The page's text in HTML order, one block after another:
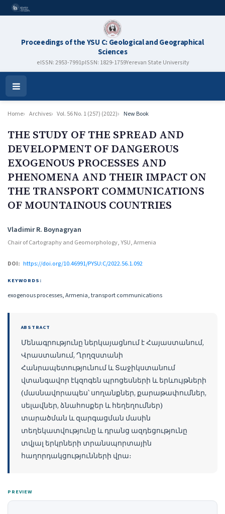
Proceedings of the YSU C: Geological and Geographical
Sciences
eISSN: 2953-7991pISSN: 1829-1759Yerevan State University
Open
Menu
Home Archives Vol. 56 No. 1 (257) (2022) New Book
THE STUDY OF THE SPREAD AND
DEVELOPMENT OF DANGEROUS
EXOGENOUS PROCESSES AND
PHENOMENA AND THEIR IMPACT ON
THE TRANSPORT COMMUNICATIONS
OF MOUNTAINOUS COUNTRIES
Authors
Vladimir R. Boynagryan
Chair of Cartography and Geomorphology, YSU, Armenia
DOI: https://doi.org/10.46991/PYSU:C/2022.56.1.092
KEYWORDS:
exogenous processes, Armenia, transport communications
ABSTRACT
Մենագրությունը ներկայացնում է Հայաստանում,
Վրաստանում, Ղրղզստանի
Հանրապետությունում և Տաջիկստանում
վտանգավոր էկզոգեն պրոցեսների և երևույթների
(մասնավորապես՝ սողանքներ, քարաթափումներ,
սելավներ, ձնահոսքեր և հեղեղումներ)
տարածման և զարգացման մասին
տեղեկատվությունը և դրանց ազդեցությունը
տվյալ երկրների տրանսպորտային
հաղորդակցությունների վրա։
PREVIEW